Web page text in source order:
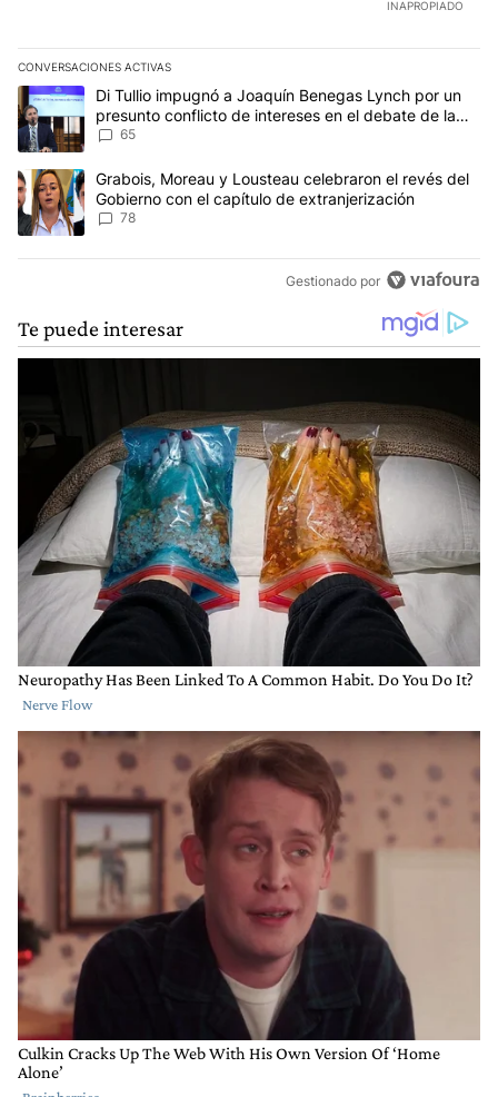
INAPROPIADO
CONVERSACIONES ACTIVAS
Este listado muestra los artículos con más comentarios en los
Un artículo de tendencia con el título "Di Tullio impugnó a
Di Tullio impugnó a Joaquín Benegas Lynch por un
presunto conflicto de intereses en el debate de la
Ley de Tierras
65
Un artículo de tendencia con el título "Grabois, Moreau y
Grabois, Moreau y Lousteau celebraron el revés del
Gobierno con el capítulo de extranjerización
78
Gestionado por